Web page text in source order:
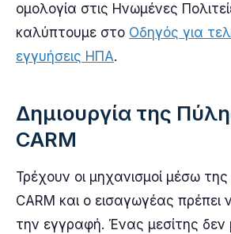
ομολογία στις Ηνωμένες
καλύπτουμε στο Οδηγός για
εγγυήσεις ΗΠΑ.
Δημιουργία της
CARM
Τρέχουν οι μηχανισμοί μέσω
CARM και ο εισαγωγέας πρέπει
την εγγραφή. Ένας μεσίτης δεν